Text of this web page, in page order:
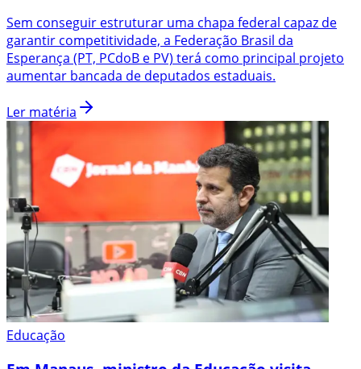
Sem conseguir estruturar uma chapa federal capaz de
garantir competitividade, a Federação Brasil da
Esperança (PT, PCdoB e PV) terá como principal projeto
aumentar bancada de deputados estaduais.
Ler matéria
Educação